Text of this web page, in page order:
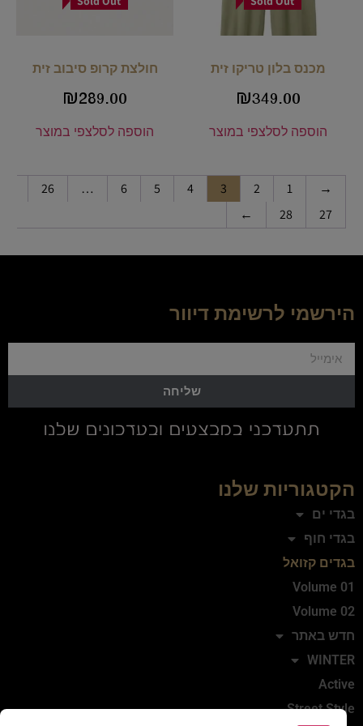
מכנס בלון טריקו זית
₪349.00
הוספה לסלצפי במוצר
חולצת קרופ סיבוב זית
₪289.00
הוספה לסלצפי במוצר
→
1
2
3
4
5
6
…
26
27
28
←
הירשמי לרשימת דיוור
שליחה
הקטגוריות שלנו
בגדי ים
בגדי חוף
בגדים קזואל
Volume 01
Volume 02
חדש באתר
WINTER
Active
Street Style